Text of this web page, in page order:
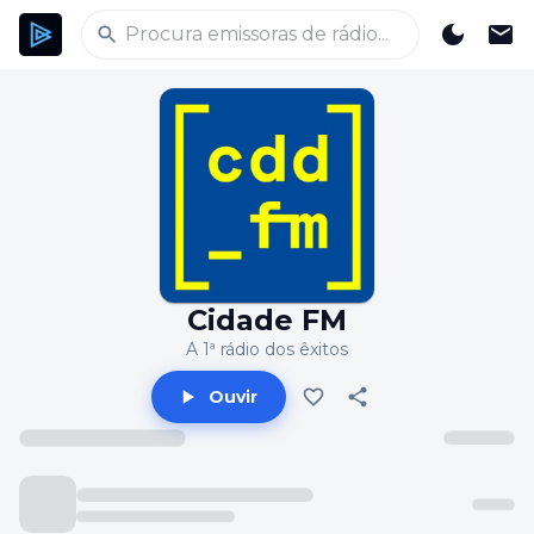
Cidade FM
A 1ª rádio dos êxitos
Ouvir